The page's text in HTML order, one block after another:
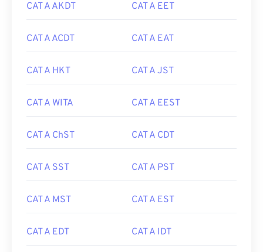
CAT A AKDT CAT A EET
CAT A ACDT CAT A EAT
CAT A HKT CAT A JST
CAT A WITA CAT A EEST
CAT A ChST CAT A CDT
CAT A SST CAT A PST
CAT A MST CAT A EST
CAT A EDT CAT A IDT